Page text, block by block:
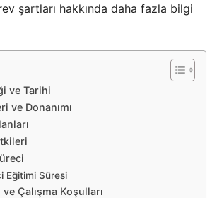
şartları hakkında daha fazla bilgi
ve Tarihi
ve Donanımı
Eğitimi Süresi
Çalışma Koşulları